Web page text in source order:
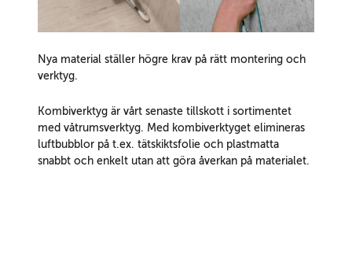
Nya material ställer högre krav på rätt montering och
verktyg.
Kombiverktyg är vårt senaste tillskott i sortimentet
med våtrumsverktyg. Med kombiverktyget elimineras
luftbubblor på t.ex. tätskiktsfolie och plastmatta
snabbt och enkelt utan att göra åverkan på materialet.